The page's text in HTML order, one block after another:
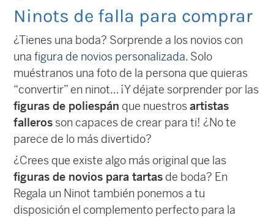
Ninots de falla para comprar
¿Tienes una boda? Sorprende a los novios con
una figura de novios personalizada. Solo
muéstranos una foto de la persona que quieras
“convertir” en ninot… ¡Y déjate sorprender por las
figuras de poliespán que nuestrosartistas
falleros son capaces de crear para ti! ¿No te
parece de lo más divertido?
¿Crees que existe algo más original que las
figuras de novios para tartas de boda? En
Regala un Ninot también ponemos a tu
disposición el complemento perfecto para la